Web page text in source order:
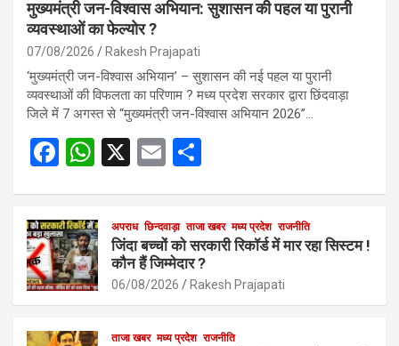
मुख्यमंत्री जन-विश्वास अभियान: सुशासन की पहल या पुरानी
व्यवस्थाओं का फेल्योर ?
07/08/2026 Rakesh Prajapati
‘मुख्यमंत्री जन-विश्वास अभियान’ – सुशासन की नई पहल या पुरानी
व्यवस्थाओं की विफलता का परिणाम ? मध्य प्रदेश सरकार द्वारा छिंदवाड़ा
जिले में 7 अगस्त से “मुख्यमंत्री जन-विश्वास अभियान 2026”…
F
b
o
o
k
W
s
A
p
p
X
E
e
अपराध छिन्दवाड़ा ताजा खबर मध्य प्रदेश राजनीति
जिंदा बच्चों को सरकारी रिकॉर्ड में मार रहा सिस्टम !
कौन हैं जिम्मेदार ?
06/08/2026 Rakesh Prajapati
ताजा खबर मध्य प्रदेश राजनीति